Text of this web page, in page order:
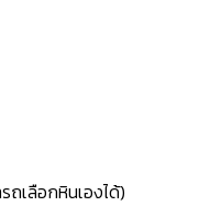
ถเลือกหินเองได้)